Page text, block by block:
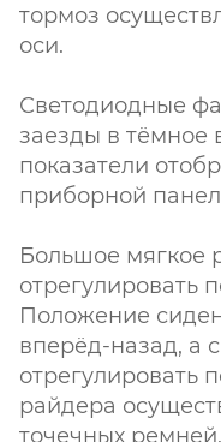
тормоз
оси.
Светодиодные
заезды в тёмное
показатели
приборной
Большое мягкое
отрегулировать
Положение
вперёд-назад, а
отрегулировать
райдера
точечных